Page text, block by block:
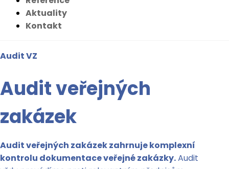
Aktuality
Kontakt
Audit VZ
Audit veřejných
zakázek
Audit veřejných zakázek zahrnuje komplexní
kontrolu dokumentace veřejné zakázky.Audit